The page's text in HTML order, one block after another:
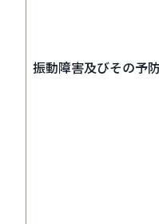
振動障害及びその予